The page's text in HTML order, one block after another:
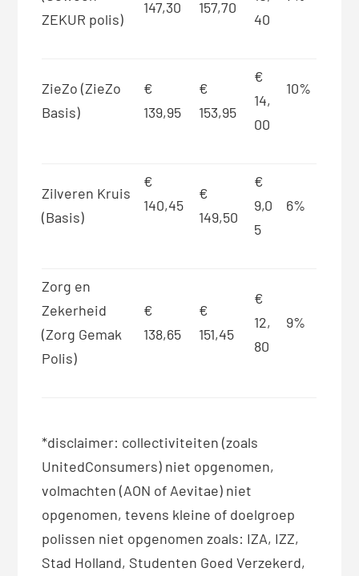
ZEKUR polis)
147,30
157,70
40
ZieZo (ZieZo
Basis)
€
139,95
€
153,95
€
14,
00
10%
Zilveren Kruis
(Basis)
€
140,45
€
149,50
€
9,0
5
6%
Zorg en
Zekerheid
(Zorg Gemak
Polis)
€
138,65
€
151,45
€
12,
80
9%
*disclaimer: collectiviteiten (zoals
UnitedConsumers) niet opgenomen,
volmachten (AON of Aevitae) niet
opgenomen, tevens kleine of doelgroep
polissen niet opgenomen zoals: IZA, IZZ,
Stad Holland, Studenten Goed Verzekerd,